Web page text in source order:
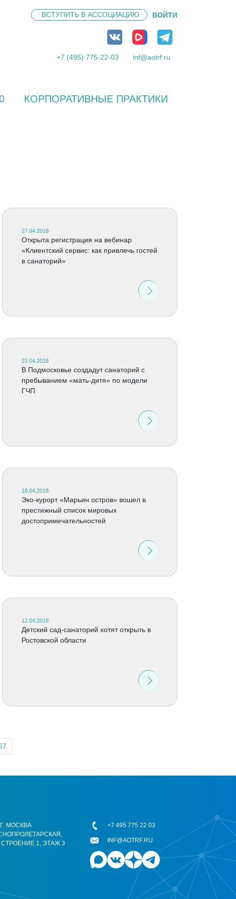
ВСТУПИТЬ В АССОЦИАЦИЮ ВОЙТИ
+7 (495) 775-22-03 inf@aotrf.ru
КОРПОРАТИВНЫЕ ПРАКТИКИ
27.04.2018
Открыта регистрация на вебинар
«Клиентский сервис: как привлечь гостей
в санаторий»
23.04.2018
В Подмосковье создадут санаторий с
пребыванием «мать-дитя» по модели
ГЧП
18.04.2018
Эко-курорт «Марьин остров» вошел в
престижный список мировых
достопримечательностей
12.04.2018
Детский сад-санаторий хотят открыть в
Ростовской области
Г. МОСКВА
СТРОЕНИЕ 1, ЭТАЖ 3
+7 495 775 22 03
INF@AOTRF.RU